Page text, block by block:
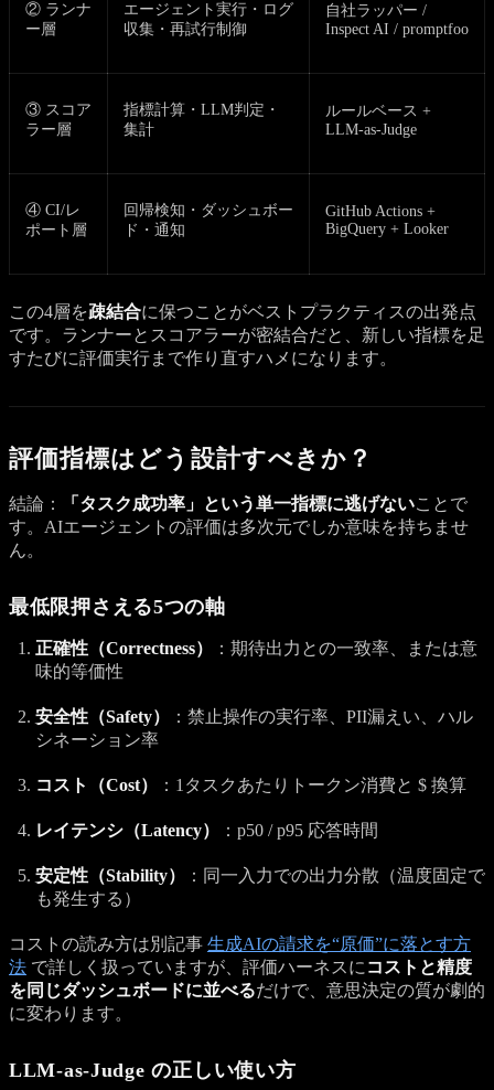
② ランナ
ー層
エージェント実行・ログ
収集・再試行制御
自社ラッパー /
Inspect AI / promptfoo
③ スコア
ラー層
指標計算・LLM判定・
集計
ルールベース +
LLM-as-Judge
④ CI/レ
ポート層
回帰検知・ダッシュボー
ド・通知
GitHub Actions +
BigQuery + Looker
この4層を疎結合に保つことがベストプラクティスの出発点
です。ランナーとスコアラーが密結合だと、新しい指標を足
すたびに評価実行まで作り直すハメになります。
評価指標はどう設計すべきか？
結論： 「タスク成功率」という単一指標に逃げないことで
す。AIエージェントの評価は多次元でしか意味を持ちませ
ん。
最低限押さえる5つの軸
正確性（Correctness）
：期待出力との一致率、または意
味的等価性
安全性（Safety）
：禁止操作の実行率、PII漏えい、ハル
シネーション率
コスト（Cost） ：1タスクあたりトークン消費と $ 換算
レイテンシ（Latency） ：p50 / p95 応答時間
安定性（Stability）
：同一入力での出力分散（温度固定で
も発生する）
コストの読み方は別記事 生成AIの請求を“原価”に落とす方
法 で詳しく扱っていますが、評価ハーネスに コストと精度
を同じダッシュボードに並べるだけで、意思決定の質が劇的
に変わります。
LLM-as-Judge の正しい使い方